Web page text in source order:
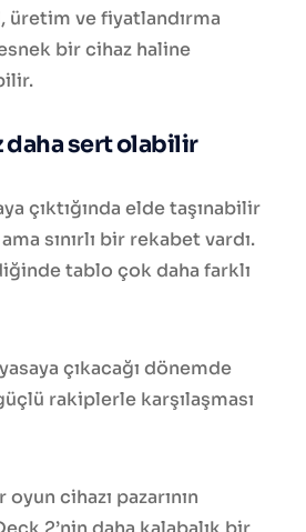
ve fiyatlandırma
bir cihaz haline
daha sert olabilir
çıktığında elde taşınabilir
sınırlı bir rekabet vardı.
tablo çok daha farklı
çıkacağı dönemde
rakiplerle karşılaşması
cihazı pazarının